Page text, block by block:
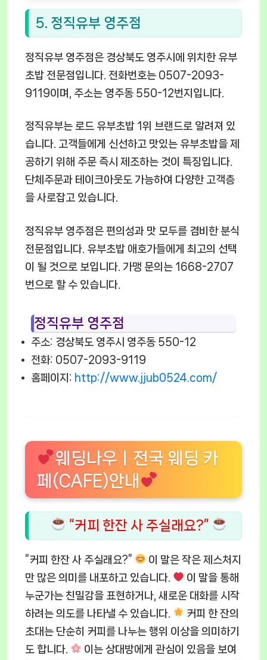
5. 정직유부 영주점
정직유부 영주점은 경상북도 영주시에 위치한 유부
초밥 전문점입니다. 전화번호는 0507-2093-
9119이며, 주소는 영주동 550-12번지입니다.
정직유부는 로드 유부초밥 1위 브랜드로 알려져 있
습니다. 고객들에게 신선하고 맛있는 유부초밥을 제
공하기 위해 주문 즉시 제조하는 것이 특징입니다.
단체주문과 테이크아웃도 가능하여 다양한 고객층
을 사로잡고 있습니다.
정직유부 영주점은 편의성과 맛 모두를 겸비한 분식
전문점입니다. 유부초밥 애호가들에게 최고의 선택
이 될 것으로 보입니다. 가맹 문의는 1668-2707
번으로 할 수 있습니다.
정직유부 영주점
주소: 경상북도 영주시 영주동 550-12
전화: 0507-2093-9119
홈페이지: http://www.jjub0524.com/
웨딩나우ㅣ전국 웨딩 카
페(CAFE)안내
“커피 한잔 사 주실래요?”
“커피 한잔 사 주실래요?”
이 말은 작은 제스처지
만 많은 의미를 내포하고 있습니다.
이 말을 통해
누군가는 친밀감을 표현하거나, 새로운 대화를 시작
하려는 의도를 나타낼 수 있습니다.
커피 한 잔의
초대는 단순히 커피를 나누는 행위 이상을 의미하기
도 합니다.
이는 상대방에게 관심이 있음을 보여